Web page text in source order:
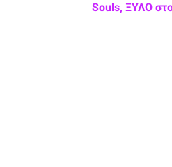
Souls, ΞΥΛΟ